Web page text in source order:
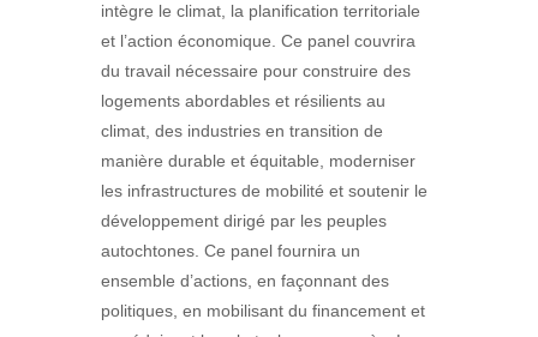
intègre le climat, la planification territoriale
et l’action économique. Ce panel couvrira
du travail nécessaire pour construire des
logements abordables et résilients au
climat, des industries en transition de
manière durable et équitable, moderniser
les infrastructures de mobilité et soutenir le
développement dirigé par les peuples
autochtones. Ce panel fournira un
ensemble d’actions, en façonnant des
politiques, en mobilisant du financement et